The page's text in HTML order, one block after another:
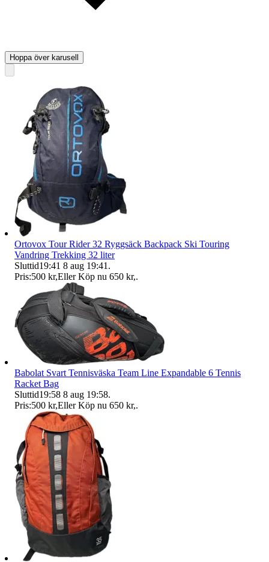
Hoppa över karusell
Ortovox Tour Rider 32 Ryggsäck Backpack Ski Touring
Vandring Trekking 32 liter
Sluttid19:41 8 aug 19:41 .
Pris:500 kr,Eller Köp nu 650 kr,.
Babolat Svart Tennisväska Team Line Expandable 6 Tennis
Racket Bag
Sluttid19:58 8 aug 19:58.
Pris:500 kr,Eller Köp nu 650 kr,.